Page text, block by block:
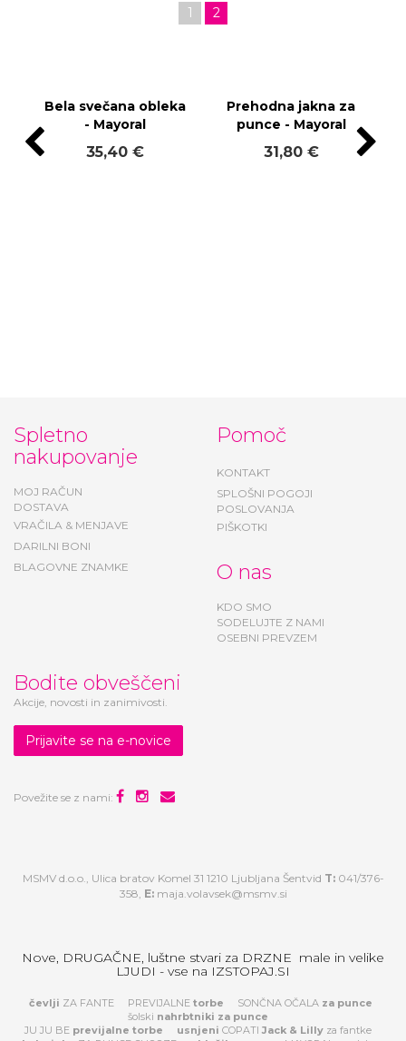
1 2
Spletno
nakupovanje
MOJ RAČUN
DOSTAVA
VRAČILA & MENJAVE
DARILNI BONI
BLAGOVNE ZNAMKE
Pomoč
KONTAKT
SPLOŠNI POGOJI
POSLOVANJA
PIŠKOTKI
O nas
KDO SMO
SODELUJTE Z NAMI
OSEBNI PREVZEM
Bodite obveščeni
Akcije, novosti in zanimivosti.
Prijavite se na e-novice
Povežite se z nami:
MSMV d.o.o., Ulica bratov Komel 31 1210 Ljubljana Šentvid T:041/376-
358, E: maja.volavsek@msmv.si
Nove, DRUGAČNE, luštne stvari za DRZNE male in velike
LJUDI - vse na IZSTOPAJ.SI
čevlji ZA FANTE PREVIJALNE torbe SONČNA OČALA za punce
šolski nahrbtniki za punce
JU JU BE previjalne torbe usnjeni COPATI Jack & Lillyza fantke